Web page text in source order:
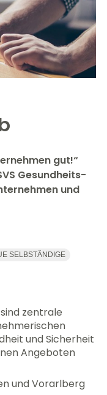
gut!“
Gesundheits-
und
SELBSTÄNDIGE
zentrale
und Sicherheit
Angeboten
und Vorarlberg